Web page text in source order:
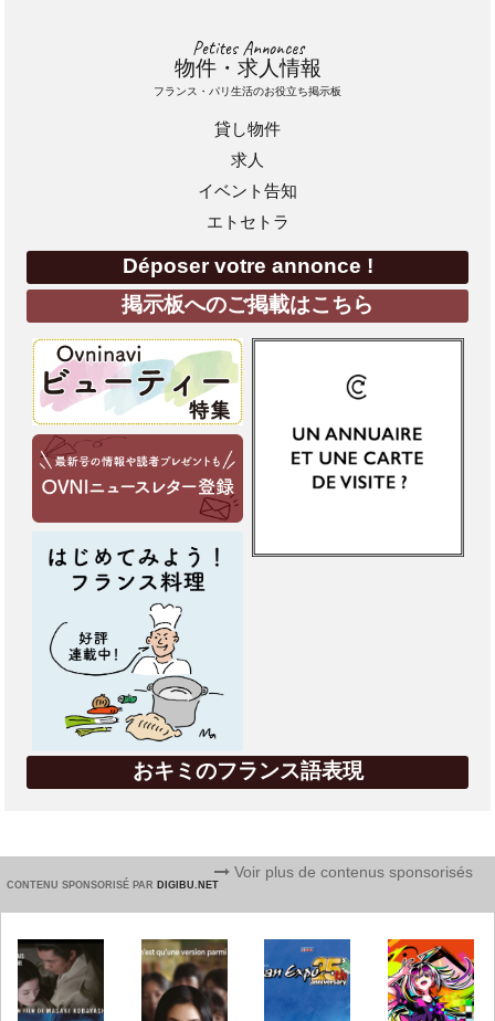
Petites Annonces
物件・求人情報
フランス・パリ生活のお役立ち掲示板
貸し物件
求人
イベント告知
エトセトラ
Déposer votre annonce !
掲示板へのご掲載はこちら
おキミのフランス語表現
CONTENU SPONSORISÉ PAR DIGIBU.NET
Voir plus de contenus sponsorisés